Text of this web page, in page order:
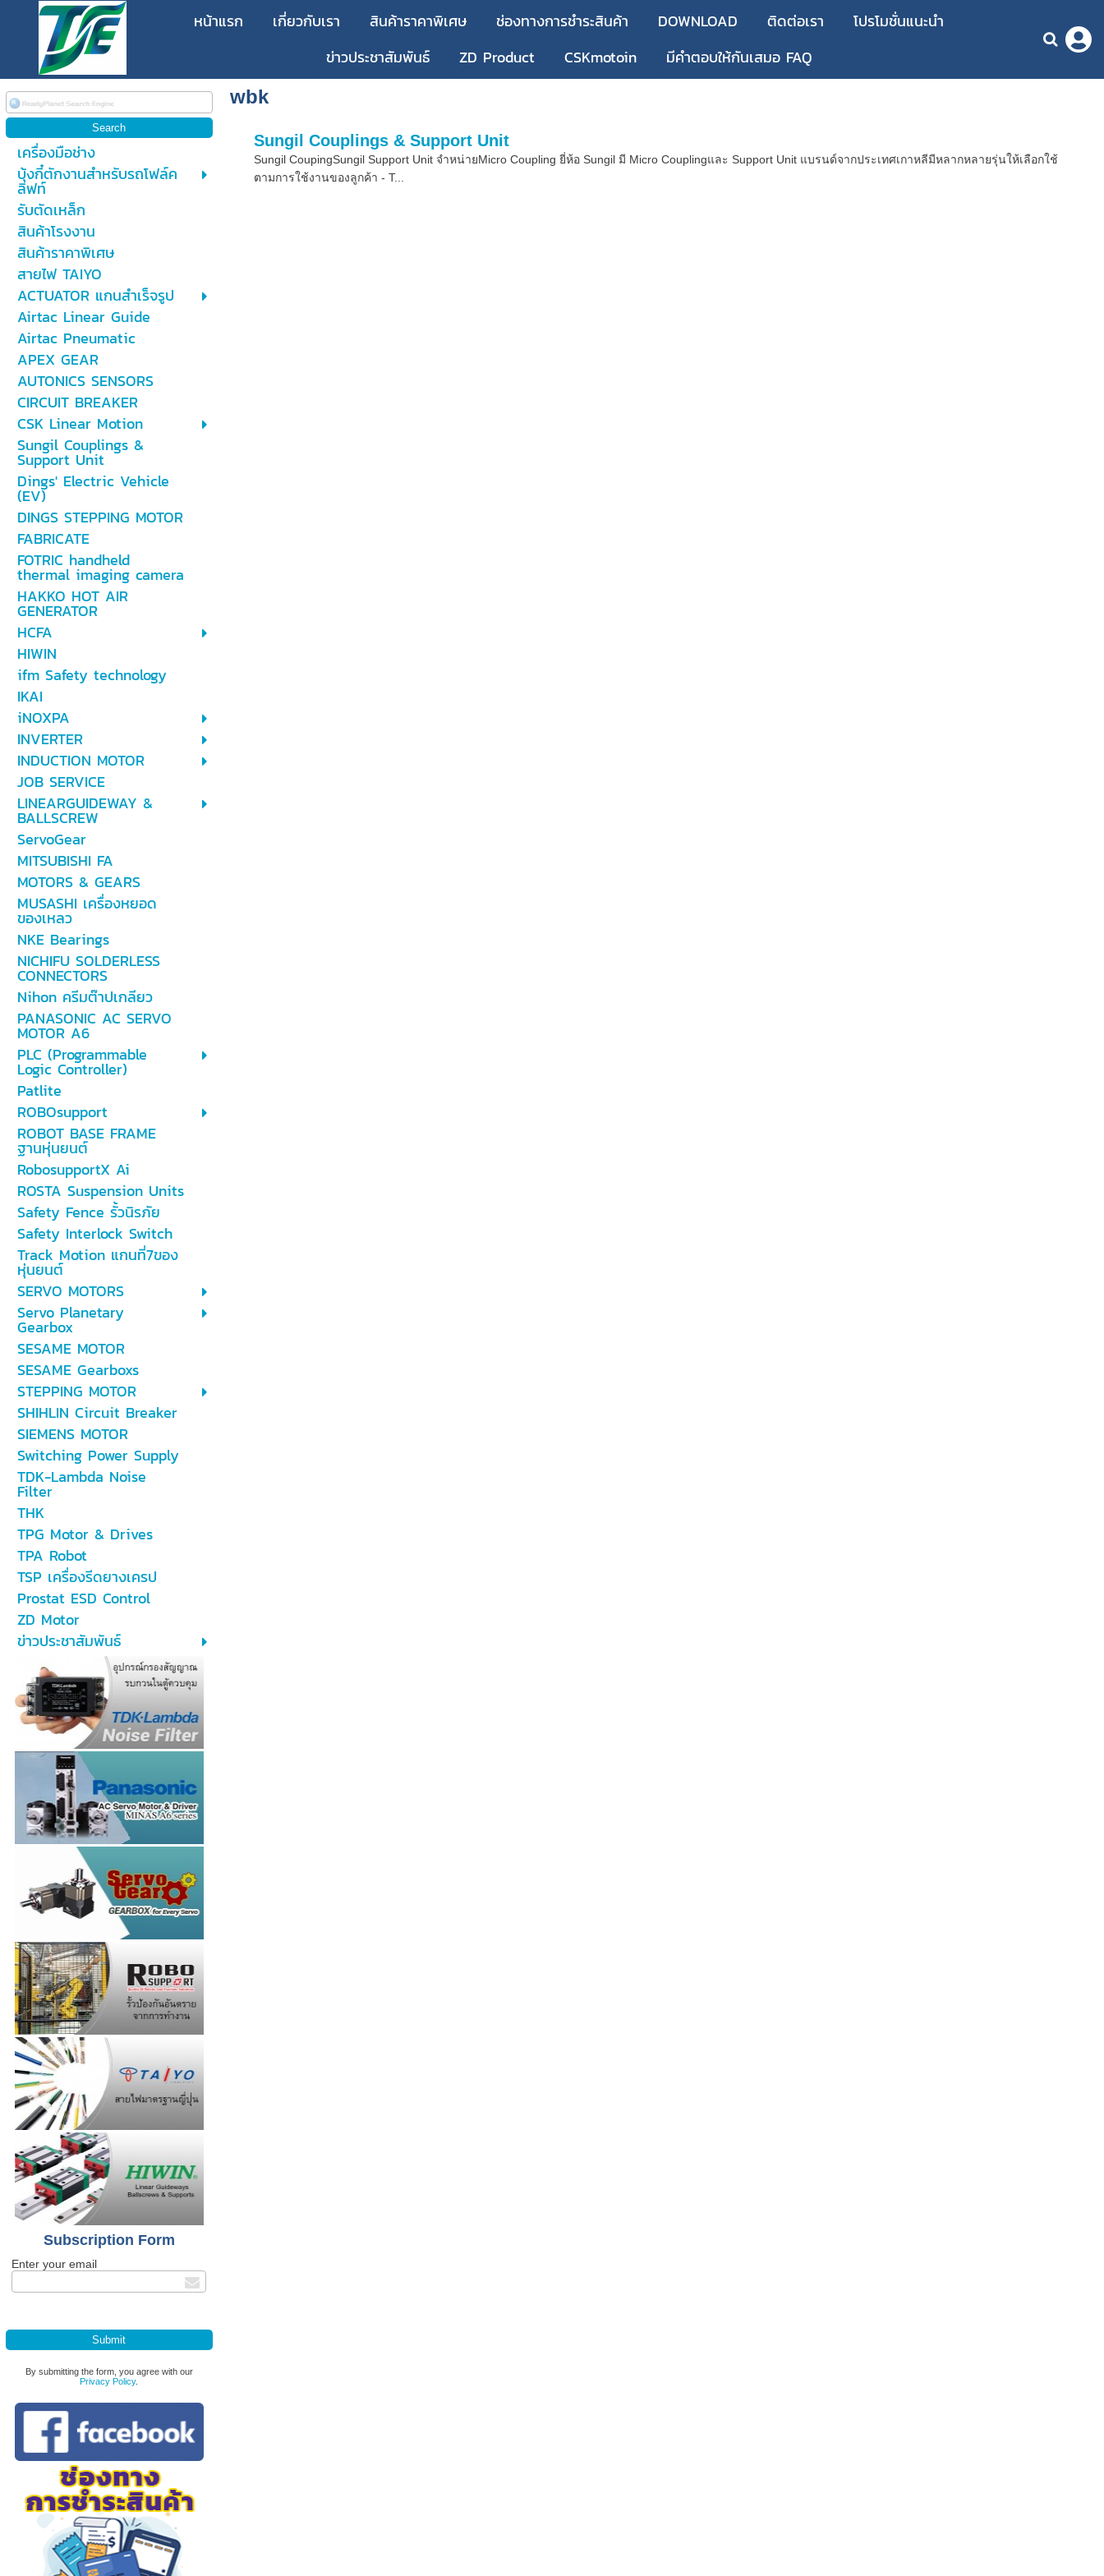
หน้าแรก เกี่ยวกับเรา สินค้าราคาพิเศษ ช่องทางการชำระสินค้า DOWNLOAD ติดต่อเรา
โปรโมชั่นแนะนำ
ข่าวประชาสัมพันธ์
ZD Product CSKmotoin มีคำตอบให้กันเสมอ FAQ
เครื่องมือช่าง
บุ้งกี๋ตักงานสำหรับรถโฟล์ค
ลิฟท์
รับตัดเหล็ก
สินค้าโรงงาน
สินค้าราคาพิเศษ
สายไฟ TAIYO
ACTUATOR แกนสำเร็จรูป
Airtac Linear Guide
Airtac Pneumatic
APEX GEAR
AUTONICS SENSORS
CIRCUIT BREAKER
CSK Linear Motion
Sungil Couplings &
Support Unit
Dings' Electric Vehicle
(EV)
DINGS STEPPING MOTOR
FABRICATE
FOTRIC handheld
thermal imaging camera
HAKKO HOT AIR
GENERATOR
HCFA
HIWIN
ifm Safety technology
IKAI
iNOXPA
INVERTER
INDUCTION MOTOR
JOB SERVICE
LINEARGUIDEWAY &
BALLSCREW
ServoGear
MITSUBISHI FA
MOTORS & GEARS
MUSASHI เครื่องหยอด
ของเหลว
NKE Bearings
NICHIFU SOLDERLESS
CONNECTORS
Nihon ครีมต๊าปเกลียว
PANASONIC AC SERVO
MOTOR A6
PLC (Programmable
Logic Controller)
Patlite
ROBOsupport
ROBOT BASE FRAME
ฐานหุ่นยนต์
RobosupportX Ai
ROSTA Suspension Units
Safety Fence รั้วนิรภัย
Safety Interlock Switch
Track Motion แกนที่7ของ
หุ่นยนต์
SERVO MOTORS
Servo Planetary
Gearbox
SESAME MOTOR
SESAME Gearboxs
STEPPING MOTOR
SHIHLIN Circuit Breaker
SIEMENS MOTOR
Switching Power Supply
TDK-Lambda Noise
Filter
THK
TPG Motor & Drives
TPA Robot
TSP เครื่องรีดยางเครป
Prostat ESD Control
ZD Motor
ข่าวประชาสัมพันธ์
Subscription Form
Enter your email
By submitting the form, you agree with our
Privacy Policy.
wbk
Sungil Couplings & Support Unit
Sungil CoupingSungil Support Unit จำหน่ายMicro Coupling ยี่ห้อ Sungil มี Micro Couplingและ Support Unit แบรนด์จากประเทศเกาหลีมีหลากหลายรุ่นให้เลือกใช้
ตามการใช้งานของลูกค้า - T...